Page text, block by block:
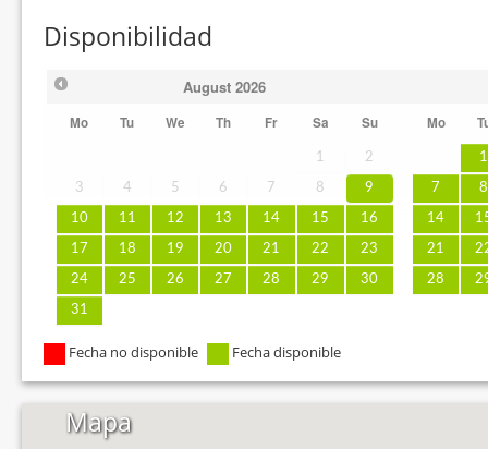
Disponibilidad
August 2026
Mo Tu We Th Fr Sa Su
1 2
3 4 5 6 7 8 9
10 11 12 13 14 15 16
17 18 19 20 21 22 23
24 25 26 27 28 29 30
31
Mo
1
7 8
14
21
28
Fecha no disponible Fecha disponible
Mapa